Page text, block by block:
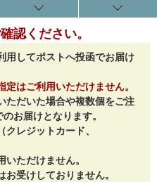
認ください。
用してポストへ投函でお届け
はご利用いただけません。
ただいた場合や複数個をご注
お届けとなります。
レジットカード、
ただけません。
受けしておりません。